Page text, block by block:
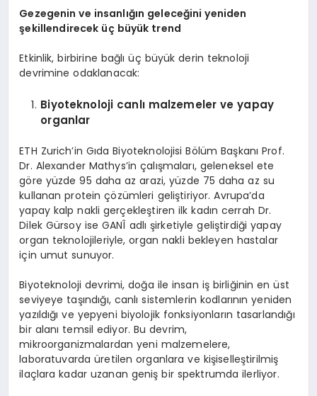
Gezegenin ve insanlığın geleceğini yeniden
şekillendirecek üç büyük trend
Etkinlik, birbirine bağlı üç büyük derin teknoloji
devrimine odaklanacak:
Biyoteknoloji canlı malzemeler ve yapay
organlar
ETH Zurich’in Gıda Biyoteknolojisi Bölüm Başkanı Prof.
Dr. Alexander Mathys’in çalışmaları, geleneksel ete
göre yüzde 95 daha az arazi, yüzde 75 daha az su
kullanan protein çözümleri geliştiriyor. Avrupa’da
yapay kalp nakli gerçekleştiren ilk kadın cerrah Dr.
Dilek Gürsoy ise GANÎ adlı şirketiyle geliştirdiği yapay
organ teknolojileriyle, organ nakli bekleyen hastalar
için umut sunuyor.
Biyoteknoloji devrimi, doğa ile insan iş birliğinin en üst
seviyeye taşındığı, canlı sistemlerin kodlarının yeniden
yazıldığı ve yepyeni biyolojik fonksiyonların tasarlandığı
bir alanı temsil ediyor. Bu devrim,
mikroorganizmalardan yeni malzemelere,
laboratuvarda üretilen organlara ve kişiselleştirilmiş
ilaçlara kadar uzanan geniş bir spektrumda ilerliyor.